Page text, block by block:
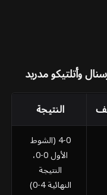
وأتلتيكو مدريد
النتيجة
4-0 (الشوط
الأول 0-0،
النتيجة
النهائية 4-0)